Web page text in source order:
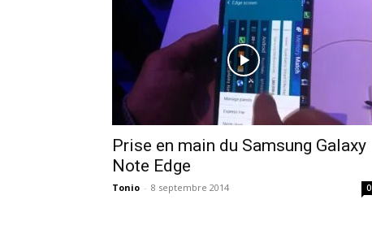
Prise en main du Samsung Galaxy
Note Edge
Tonio - 8 septembre 2014 0